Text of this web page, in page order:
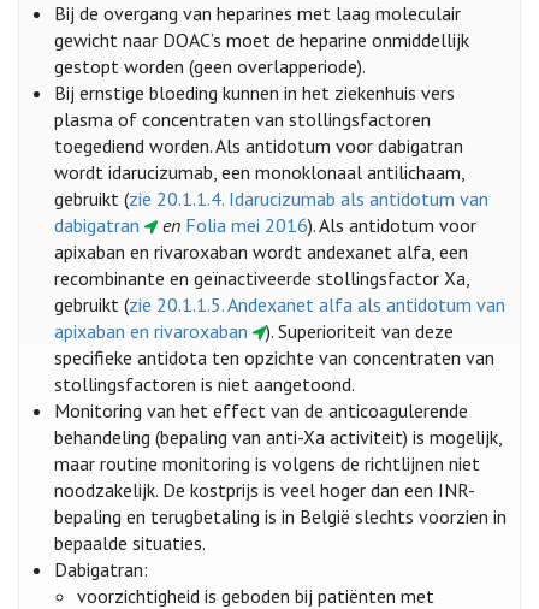
Bij de overgang van heparines met laag moleculair
gewicht naar DOAC’s moet de heparine onmiddellijk
gestopt worden (geen overlapperiode).
Bij ernstige bloeding kunnen in het ziekenhuis vers
plasma of concentraten van stollingsfactoren
toegediend worden. Als antidotum voor dabigatran
wordt idarucizumab, een monoklonaal antilichaam,
gebruikt (zie 20.1.1.4. Idarucizumab als antidotum van
dabigatran
en Folia mei 2016). Als antidotum voor
apixaban en rivaroxaban wordt andexanet alfa, een
recombinante en geïnactiveerde stollingsfactor Xa,
gebruikt (zie 20.1.1.5. Andexanet alfa als antidotum van
apixaban en rivaroxaban
). Superioriteit van deze
specifieke antidota ten opzichte van concentraten van
stollingsfactoren is niet aangetoond.
Monitoring van het effect van de anticoagulerende
behandeling (bepaling van anti-Xa activiteit) is mogelijk,
maar routine monitoring is volgens de richtlijnen niet
noodzakelijk. De kostprijs is veel hoger dan een INR-
bepaling en terugbetaling is in België slechts voorzien in
bepaalde situaties.
Dabigatran:
voorzichtigheid is geboden bij patiënten met